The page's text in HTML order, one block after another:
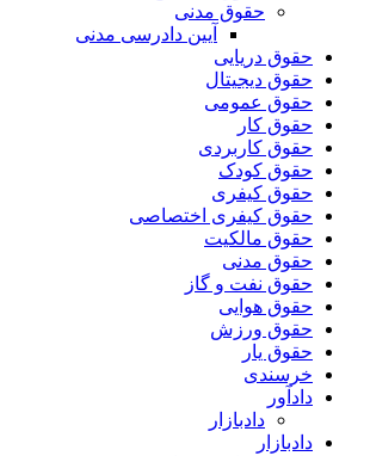
حقوق مدنی
آیین دادرسی مدنی
حقوق دریایی
حقوق دیجیتال
حقوق عمومی
حقوق کار
حقوق کاربردی
حقوق کودک
حقوق کیفری
حقوق کیفری اختصاصی
حقوق مالکیت
حقوق مدنی
حقوق نفت و گاز
حقوق هوایی
حقوق ورزش
حقوق یار
خرسندی
دادآور
دادبازار
دادبازار